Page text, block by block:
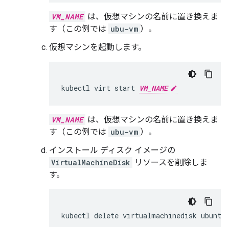
VM_NAME は、仮想マシンの名前に置き換えま
す（この例では ubu-vm ）。
仮想マシンを起動します。
kubectl virt start VM_NAME
VM_NAME は、仮想マシンの名前に置き換えま
す（この例では ubu-vm ）。
インストール ディスク イメージの
VirtualMachineDisk
リソースを削除しま
す。
kubectl delete virtualmachinedisk